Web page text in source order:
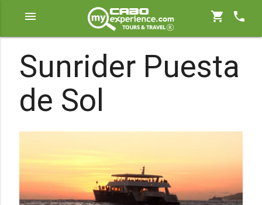
menu shopping_cart phone
Sunrider Puesta
de Sol